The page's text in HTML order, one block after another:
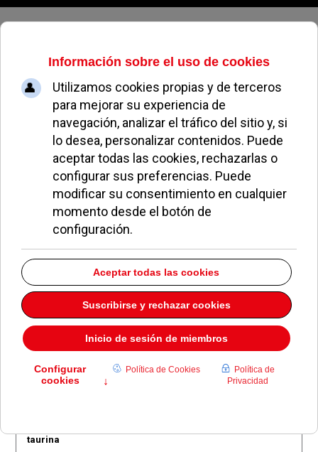
Sábado, 08 de agosto de 2026
Óptica Igmar
Dirección: C/ Sagunto 20
Pozuelo de Alarcón
Madrid
28223
Teléfono: 917155083
Descargar la información como:
EN PORTADA
Pozuelo aprueba las 775 viviendas de Huerta Grande
taurina